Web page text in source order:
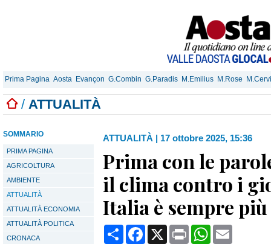
Prima Pagina Aosta Evançon G.Combin G.Paradis M.Emilius M.Rose
/ ATTUALITÀ
SOMMARIO
PRIMA PAGINA
AGRICOLTURA
AMBIENTE
ATTUALITÀ
ATTUALITÀ ECONOMIA
ATTUALITÀ POLITICA
CRONACA
ATTUALITÀ | 17 ottobre 2025, 15:36
Prima con le
il clima contro i
Italia è sempre
CondividiFacebook
X Print WhatsApp